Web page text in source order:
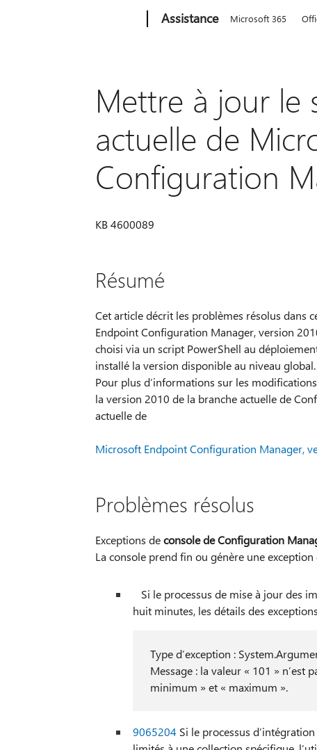
Assistance Microsoft 365
Mettre à jour le
actuelle de
Configuration
KB 4600089
Résumé
Cet article décrit les problèmes résolus dans
Endpoint Configuration Manager, version
choisi via un script PowerShell au
installé la version disponible au niveau global.
Pour plus d’informations sur les
la version 2010 de la branche actuelle de
actuelle de
Microsoft Endpoint Configuration Manager,
Problèmes résolus
Exceptions deconsole de Configuration
La console prend fin ou génère une
Si le processus de mise à jour des
huit minutes, les détails des
Type d’exception :
Message : la valeur « 101 » n’est
minimum » et « maximum ».
9065204 Si le processus